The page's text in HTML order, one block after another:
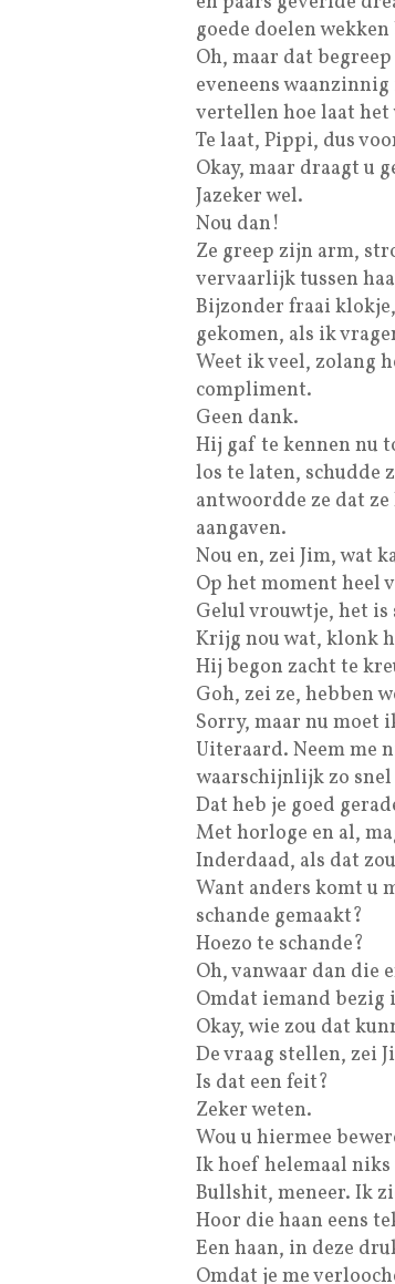
goede doelen
Oh, maar dat
eveneens
vertellen hoe laat het
Te laat, Pippi, dus
Okay, maar draagt u
Jazeker wel.
Nou dan!
Ze greep zijn arm,
vervaarlijk tussen
Bijzonder fraai
gekomen, als ik
Weet ik veel, zolang
compliment.
Geen dank.
Hij gaf te kennen nu
los te laten, schudde
antwoordde ze dat
aangaven.
Nou en, zei Jim, wat
Op het moment heel
Gelul vrouwtje, het
Krijg nou wat, klonk
Hij begon zacht te
Goh, zei ze, hebben
Sorry, maar nu moet
Uiteraard. Neem me
waarschijnlijk zo
Dat heb je goed
Met horloge en al,
Inderdaad, als dat
Want anders komt u
schande gemaakt?
Hoezo te schande?
Oh, vanwaar dan die
Omdat iemand bezig
Okay, wie zou dat
De vraag stellen, zei
Is dat een feit?
Zeker weten.
Wou u hiermee
Ik hoef helemaal
Bullshit, meneer. Ik
Hoor die haan eens
Een haan, in deze
Omdat je me